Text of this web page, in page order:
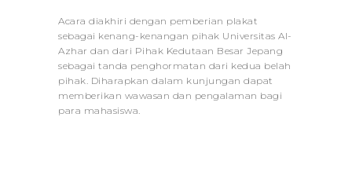
Acara diakhiri dengan pemberian plakat
sebagai kenang-kenangan pihak Universitas Al-
Azhar dan dari Pihak Kedutaan Besar Jepang
sebagai tanda penghormatan dari kedua belah
pihak. Diharapkan dalam kunjungan dapat
memberikan wawasan dan pengalaman bagi
para mahasiswa.